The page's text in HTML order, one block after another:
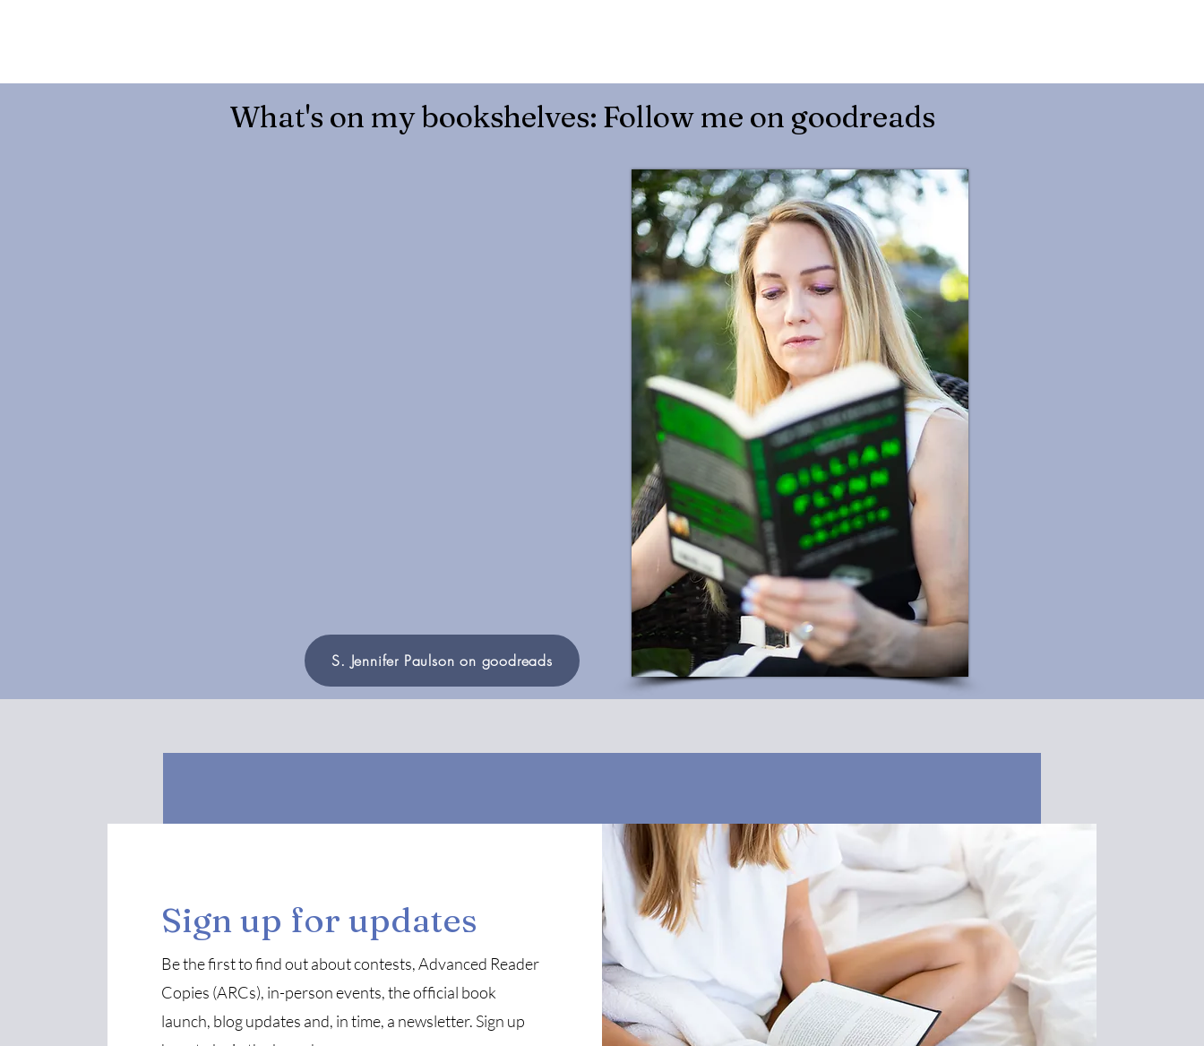
What's on my bookshelves: Follow me on goodreads
S. Jennifer Paulson on goodreads
Sign up for updates
Be the first to find out about contests, Advanced Reader
Copies (ARCs), in-person events, the official book
launch, blog updates and, in time, a newsletter. Sign up